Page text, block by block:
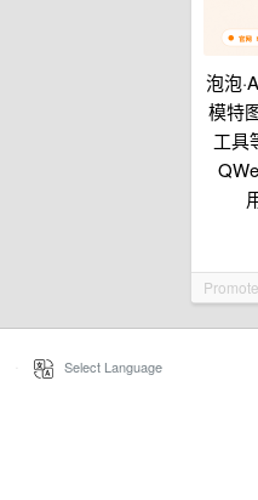
泡泡
模特
工具
Select Language